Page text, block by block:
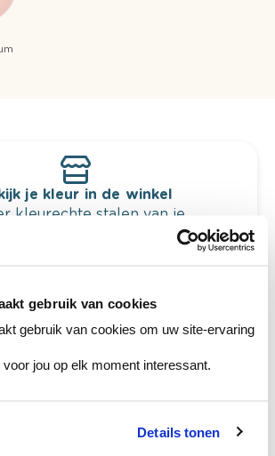
gebruik van cookies
gebruik van cookies om uw site-ervaring
jou op elk moment interessant.
Details tonen
je kleur in de winkel
kleurechte stalen van je
advies om kleuren te
Kleuradvies aan huis